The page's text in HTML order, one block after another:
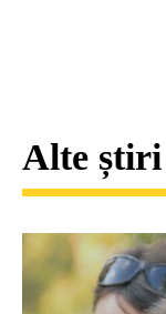
Alte știri